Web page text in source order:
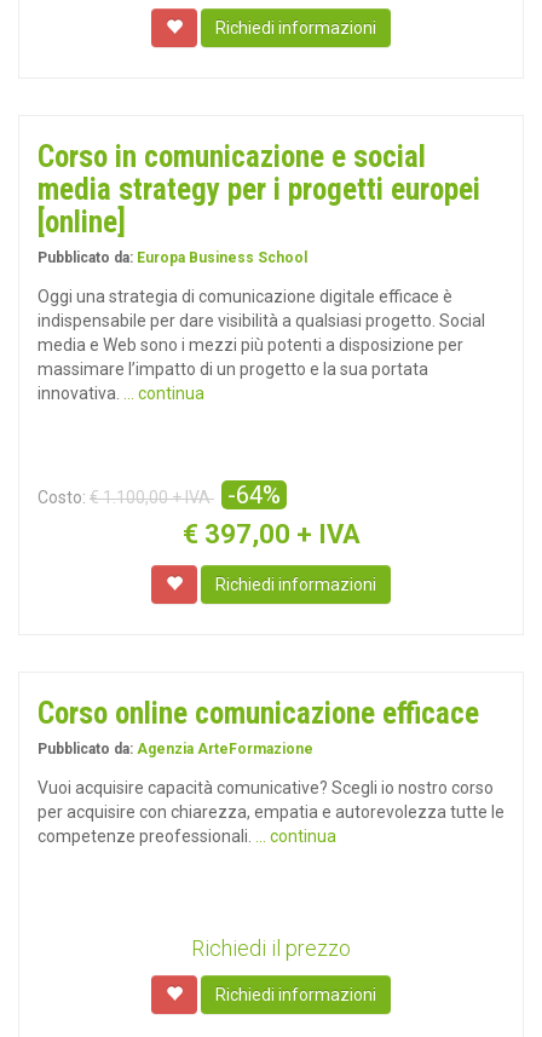
Richiedi informazioni
Corso in comunicazione e social
media strategy per i progetti europei
[online]
Pubblicato da: Europa Business School
Oggi una strategia di comunicazione digitale efficace è
indispensabile per dare visibilità a qualsiasi progetto. Social
media e Web sono i mezzi più potenti a disposizione per
massimare l’impatto di un progetto e la sua portata
innovativa.
... continua
Costo: € 1.100,00 + IVA -64%
€ 397,00 + IVA
Richiedi informazioni
Corso online comunicazione efficace
Pubblicato da: Agenzia ArteFormazione
Vuoi acquisire capacità comunicative? Scegli io nostro corso
per acquisire con chiarezza, empatia e autorevolezza tutte le
competenze preofessionali.
... continua
Richiedi il prezzo
Richiedi informazioni